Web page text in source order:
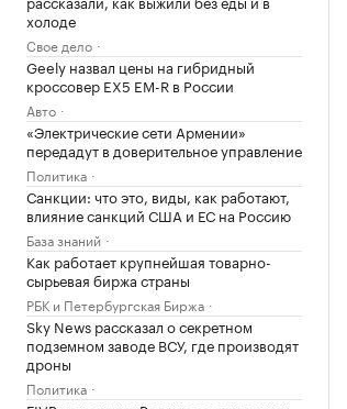
холоде
Свое дело
Geely назвал цены на гибридный
кроссовер EX5 EM-R в России
Авто
«Электрические сети Армении»
передадут в доверительное управление
Политика
Санкции: что это, виды, как работают,
влияние санкций США и ЕС на Россию
База знаний
Как работает крупнейшая товарно-
сырьевая биржа страны
РБК и Петербургская Биржа
Sky News рассказал о секретном
подземном заводе ВСУ, где производят
дроны
Политика